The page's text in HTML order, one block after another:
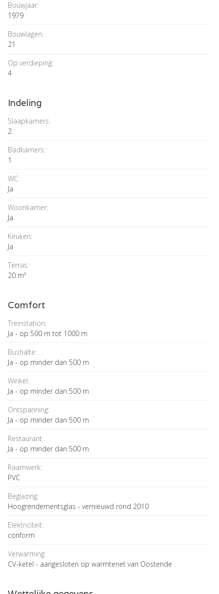
Bouwjaar:
1979
Bouwlagen:
21
Op verdieping:
4
Indeling
Slaapkamers:
2
Badkamers:
1
WC:
Ja
Woonkamer:
Ja
Keuken:
Ja
Terras:
20 m²
Comfort
Treinstation:
Ja - op 500 m tot 1000 m
Bushalte:
Ja - op minder dan 500 m
Winkel:
Ja - op minder dan 500 m
Ontspanning:
Ja - op minder dan 500 m
Restaurant:
Ja - op minder dan 500 m
Raamwerk:
PVC
Beglazing:
Hoogrendementsglas - vernieuwd rond 2010
Elektriciteit:
conform
Verwarming:
CV-ketel - aangesloten op warmtenet van Oostende